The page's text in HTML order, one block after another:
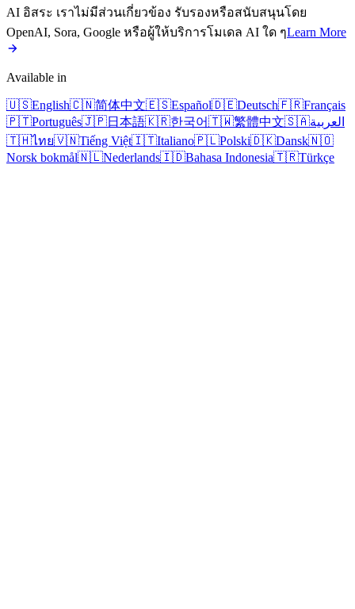
AI อิสระ เราไม่มีส่วนเกี่ยวข้อง รับรองหรือสนับสนุนโดย
OpenAI, Sora, Google หรือผู้ให้บริการโมเดล AI ใด ๆLearn More
Available in
🇺🇸English🇨🇳简体中文🇪🇸Español🇩🇪Deutsch🇫🇷Français
🇵🇹Português🇯🇵日本語🇰🇷한국어🇹🇼繁體中文🇸🇦العربية
🇹🇭ไทย🇻🇳Tiếng Việt🇮🇹Italiano🇵🇱Polski🇩🇰Dansk🇳🇴
Norsk bokmål🇳🇱Nederlands🇮🇩Bahasa Indonesia🇹🇷Türkçe